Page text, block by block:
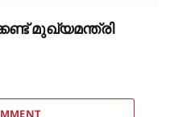
മുഖ്യമന്ത്രി